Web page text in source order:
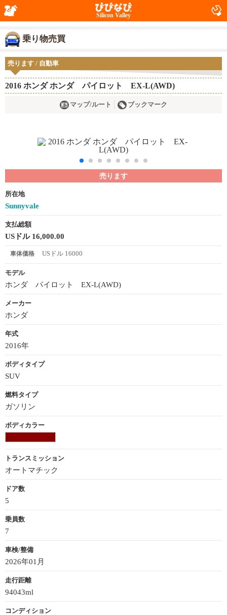
Silicon Valley
乗り物売買
売ります / 自動車
2016 ホンダ ホンダ パイロット EX-L(AWD)
マップ/ルート ブックマーク
売ります
所在地
Sunnyvale
支払総額
USドル 16,000.00
車体価格 USドル 16000
モデル
ホンダ パイロット EX-L(AWD)
メーカー
ホンダ
年式
2016年
ボディタイプ
SUV
燃料タイプ
ガソリン
ボディカラー
トランスミッション
オートマチック
ドア数
5
乗員数
7
車検/整備
2026年01月
走行距離
94043ml
コンディション